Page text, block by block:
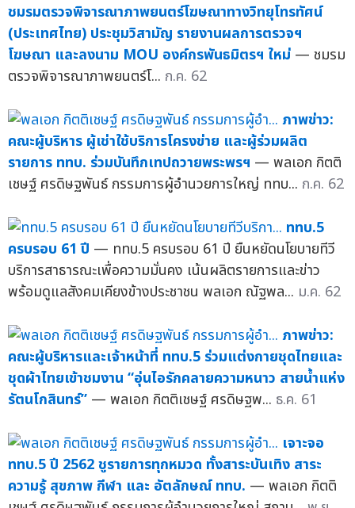
ชมรมตรวจพิจารณาภาพยนตร์โฆษณาทางวิทยุโทรทัศน์
(ประเทศไทย) ประชุมวิสามัญ รายงานผลการตรวจฯ
โฆษณา และลงนาม MOU องค์กรพันธมิตรฯ ใหม่ — ชมรม
ตรวจพิจารณาภาพยนตร์โ... ก.ค. 62
ภาพข่าว:
คณะผู้บริหาร ผู้เช่าใช้บริการโครงข่าย และผู้ร่วมผลิต
รายการ ททบ. ร่วมบันทึกเทปถวายพระพรฯ — พลเอก กิตติ
เชษฐ์ ศรดิษฐพันธ์ กรรมการผู้อำนวยการใหญ่ ททบ... ก.ค. 62
ททบ.5
ครบรอบ 61 ปี — ททบ.5 ครบรอบ 61 ปี ยืนหยัดนโยบายทีวี
บริการสาธารณะเพื่อความมั่นคง เน้นผลิตรายการและข่าว
พร้อมดูแลสังคมเคียงข้างประชาชน พลเอก ณัฐพล... ม.ค. 62
ภาพข่าว:
คณะผู้บริหารและเจ้าหน้าที่ ททบ.5 ร่วมแต่งกายชุดไทยและ
ชุดผ้าไทยเข้าชมงาน “อุ่นไอรักคลายความหนาว สายน้ำแห่ง
รัตนโกสินทร์” — พลเอก กิตติเชษฐ์ ศรดิษฐพ... ธ.ค. 61
เจาะจอ
ททบ.5 ปี 2562 ชูรายการทุกหมวด ทั้งสาระบันเทิง สาระ
ความรู้ สุขภาพ กีฬา และ อัตลักษณ์ ททบ. — พลเอก กิตติ